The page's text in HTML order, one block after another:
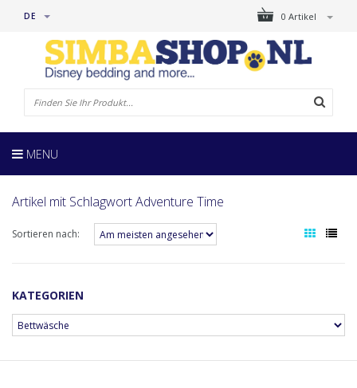
0 Artikel
DE
MENU
Artikel mit Schlagwort Adventure Time
Sortieren nach:
KATEGORIEN